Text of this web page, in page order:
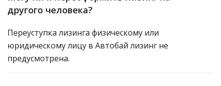
другого человека?
Переуступка лизинга физическому или
юридическому лицу в Автобай лизинг не
предусмотрена.